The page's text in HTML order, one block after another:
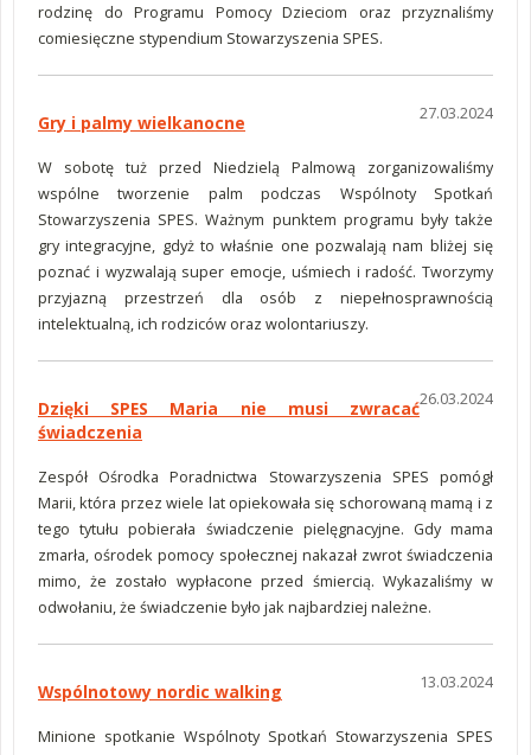
rodzinę do Programu Pomocy Dzieciom oraz przyznaliśmy
comiesięczne stypendium Stowarzyszenia SPES.
27.03.2024
Gry i palmy wielkanocne
W sobotę tuż przed Niedzielą Palmową zorganizowaliśmy
wspólne tworzenie palm podczas Wspólnoty Spotkań
Stowarzyszenia SPES. Ważnym punktem programu były także
gry integracyjne, gdyż to właśnie one pozwalają nam bliżej się
poznać i wyzwalają super emocje, uśmiech i radość. Tworzymy
przyjazną przestrzeń dla osób z niepełnosprawnością
intelektualną, ich rodziców oraz wolontariuszy.
26.03.2024
Dzięki SPES Maria nie musi zwracać
świadczenia
Zespół Ośrodka Poradnictwa Stowarzyszenia SPES pomógł
Marii, która przez wiele lat opiekowała się schorowaną mamą i z
tego tytułu pobierała świadczenie pielęgnacyjne. Gdy mama
zmarła, ośrodek pomocy społecznej nakazał zwrot świadczenia
mimo, że zostało wypłacone przed śmiercią. Wykazaliśmy w
odwołaniu, że świadczenie było jak najbardziej należne.
13.03.2024
Wspólnotowy nordic walking
Minione spotkanie Wspólnoty Spotkań Stowarzyszenia SPES